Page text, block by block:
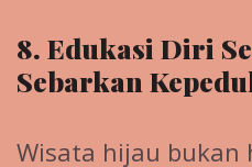
8. Edukasi Diri
Sebarkan
Wisata hijau bukan